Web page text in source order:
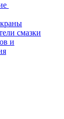
смазки
и